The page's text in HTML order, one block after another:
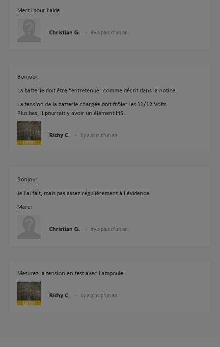
Merci pour l'aide
Christian G. il y a plus d'un an
Bonjour,
La batterie doit être "entretenue" comme décrit dans la notice.
La tension de la batterie chargée doit frôler les 11/12 Volts.
Plus bas, il pourrait y avoir un élément HS.
Richy C. il y a plus d'un an
Bonjour,
Je l'ai fait, mais pas assez régulièrement à l'évidence.
Merci
Christian G. il y a plus d'un an
Mesurez la tension en test avec l'ampoule.
Richy C. il y a plus d'un an